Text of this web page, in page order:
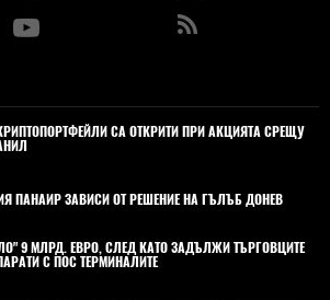
СА ОТКРИТИ ПРИ АКЦИЯТА СРЕЩУ
ПАНАИР ЗАВИСИ ОТ РЕШЕНИЕ НА ГЪЛЪБ ДОНЕВ
9 МЛРД. ЕВРО, СЛЕД КАТО ЗАДЪЛЖИ ТЪРГОВЦИТЕ
С ПОС ТЕРМИНАЛИТЕ